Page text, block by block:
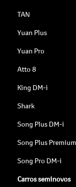
TAN
Yuan Plus
Yuan Pro
Atto 8
King DM-i
Shark
Song Plus DM-i
Song Plus
Song Pro DM-i
Carros seminovos